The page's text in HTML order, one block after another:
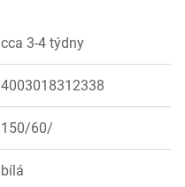
cca 3-4 týdny
4003018312338
150/60/
bílá